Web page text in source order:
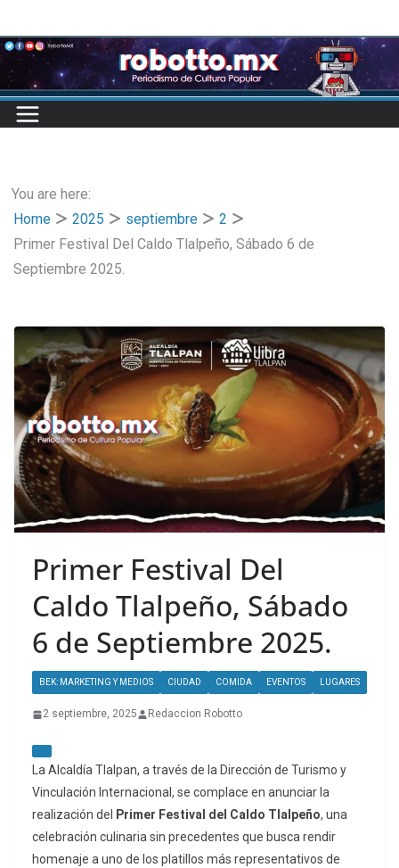
to
content
You are here:
Home
2025 septiembre
2
Primer Festival Del Caldo Tlalpeño, Sábado 6 de
Septiembre 2025.
Primer Festival Del
Caldo Tlalpeño, Sábado
6 de Septiembre 2025.
BEK: MARKETING Y MEDIOS CIUDAD COMIDA EVENTOS LUGARES
2 septiembre, 2025 Redaccion Robotto
La Alcaldía Tlalpan, a través de la Dirección de Turismo y
Vinculación Internacional, se complace en anunciar la
realización del
Primer Festival del Caldo Tlalpeño, una
celebración culinaria sin precedentes que busca rendir
homenaje a uno de los platillos más representativos de